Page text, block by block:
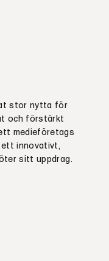
stor nytta för
och förstärkt
medieföretags
innovativt,
sitt uppdrag.